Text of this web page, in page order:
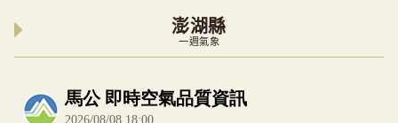
澎湖縣
一週氣象
內嵌空氣品質小工具為視覺預覽，完整即時空